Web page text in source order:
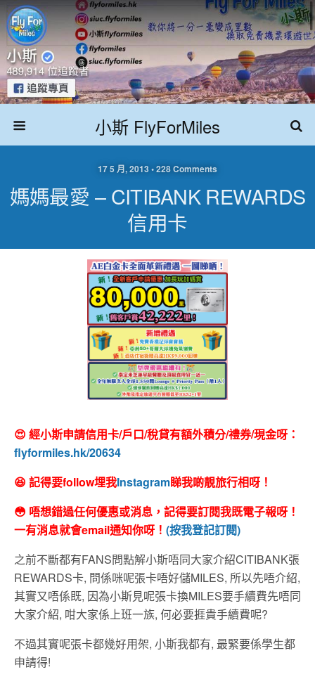
小斯 FlyForMiles
17 5 月, 2013 • 228 Comments
媽媽最愛 – CITIBANK REWARDS
信用卡
😍 經小斯申請信用卡/戶口/稅貸有額外積分/禮券/現金呀：
flyformiles.hk/20634
😆 記得要follow埋我Instagram睇我啲靚旅行相呀！
😳 唔想錯過任何優惠或消息，記得要訂閱我既電子報呀！
一有消息就會email通知你呀！ (按我登記訂閱)
之前不斷都有FANS問點解小斯唔同大家介紹CITIBANK張
REWARDS卡, 問係咪呢張卡唔好儲MILES, 所以先唔介紹,
其實又唔係既, 因為小斯見呢張卡換MILES要手續費先唔同
大家介紹, 咁大家係上班一族, 何必要捱貴手續費呢?
不過其實呢張卡都幾好用架, 小斯我都有, 最緊要係學生都
申請得!